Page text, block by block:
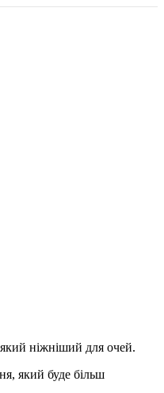
ніжніший для очей.
який буде більш